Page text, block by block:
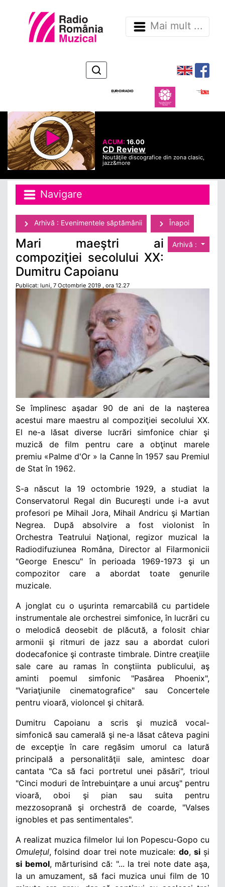
Mai mult ...
ACUM:16.00
CD Review
Noutăţile discografice din zona clasic,
jazz&more
Navigare
Arhivă : Evenimentele săptămânii Înapoi
Arhivă :
Mari maeştri ai
compoziţiei secolului XX:
Dumitru Capoianu
Publicat: luni, 7 Octombrie 2019 , ora 12.27
Se împlinesc aşadar 90 de ani de la naşterea
acestui mare maestru al compoziţiei secolului XX.
El ne-a lăsat diverse lucrări simfonice chiar şi
muzică de film pentru care a obţinut marele
premiu «Palme d'Or » la Canne în 1957 sau Premiul
de Stat în 1962.
S-a născut la 19 octombrie 1929, a studiat la
Conservatorul Regal din Bucureşti unde i-a avut
profesori pe Mihail Jora, Mihail Andricu şi Martian
Negrea. După absolvire a fost violonist în
Orchestra Teatrului Naţional, regizor muzical la
Radiodifuziunea Româna, Director al Filarmonicii
"George Enescu" în perioada 1969-1973 şi un
compozitor care a abordat toate genurile
muzicale.
A jonglat cu o uşurinta remarcabilă cu partidele
instrumentale ale orchestrei simfonice, în lucrări cu
o melodică deosebit de plăcută, a folosit chiar
armonii şi ritmuri de jazz sau a abordat culori
dodecafonice şi contraste timbrale. Dintre creaţiile
sale care au ramas în conştiinta publicului, aş
aminti poemul simfonic "Pasărea Phoenix",
"Variaţiunile cinematografice" sau Concertele
pentru vioară, violoncel şi chitară.
Dumitru Capoianu a scris şi muzică vocal-
simfonică sau camerală şi ne-a lăsat câteva pagini
de excepţie în care regăsim umorul ca latură
principală a personalităţii sale, amintesc doar
cantata "Ca să faci portretul unei păsări", trioul
"Cinci moduri de întrebuinţare a unui arcuş" pentru
vioară, oboi şi pian sau suita pentru
mezzosoprană şi orchestră de coarde, "Valses
ignobles et pas sentimentales".
A realizat muzica filmelor lui Ion Popescu-Gopo cu
Omulețul, folsind doar trei note muzicale: do, siși
si bemol, mărturisind că: "... la trei note date aşa,
la un amuzament, să faci muzica unui film de 10